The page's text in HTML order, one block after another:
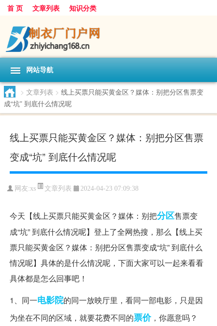
首 页 文章列表 知识分类
网站导航
> 文章列表 > 线上买票只能买黄金区？媒体：别把分区售票变
成“坑” 到底什么情况呢
线上买票只能买黄金区？媒体：别把分区售票
变成“坑” 到底什么情况呢
网友:xs 文章列表 2024-04-23 07:09:38
今天【线上买票只能买黄金区？媒体：别把分区售票变
成“坑” 到底什么情况呢】登上了全网热搜，那么【线上买
票只能买黄金区？媒体：别把分区售票变成“坑” 到底什么
情况呢】具体的是什么情况呢，下面大家可以一起来看看
具体都是怎么回事吧！
1、同一电影院的同一放映厅里，看同一部电影，只是因
为坐在不同的区域，就要花费不同的票价，你愿意吗？